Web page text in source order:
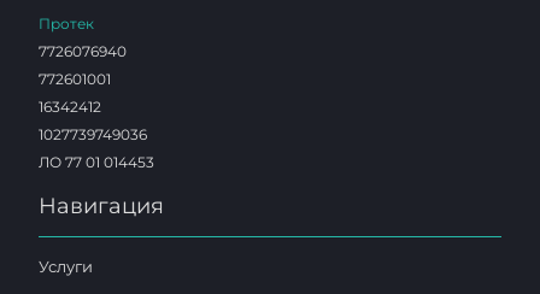
Протек
7726076940
772601001
16342412
1027739749036
ЛО 77 01 014453
Навигация
Услуги